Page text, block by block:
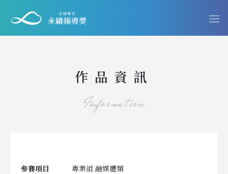
作品資訊
Information
參賽項目 專業組 融媒體類